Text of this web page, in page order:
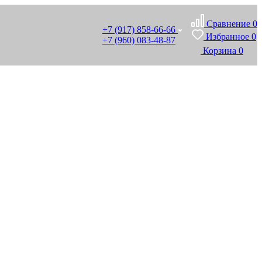
+7 (917) 858-66-66
+7 (960) 083-48-87
Сравнение 0
Избранное 0
Корзина 0